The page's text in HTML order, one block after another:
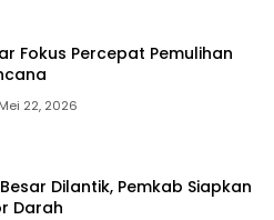
Fokus Percepat Pemulihan
Mei 22, 2026
Dilantik, Pemkab Siapkan
Darah